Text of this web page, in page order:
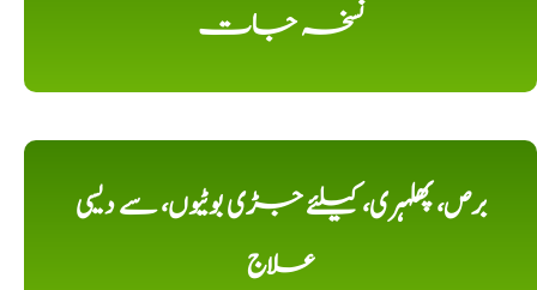
نسخہ جات
برص، پھلہری، کیلئے جڑی بوٹیوں، سے دیسی
علاج